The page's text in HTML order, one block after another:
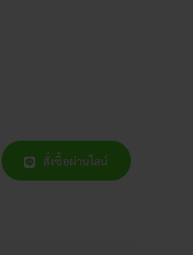
สั่งซื้อผ่านไลน์